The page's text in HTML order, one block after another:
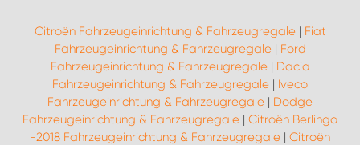
Citroën Fahrzeugeinrichtung & Fahrzeugregale| Fiat
Fahrzeugeinrichtung & Fahrzeugregale| Ford
Fahrzeugeinrichtung & Fahrzeugregale| Dacia
Fahrzeugeinrichtung & Fahrzeugregale | Iveco
Fahrzeugeinrichtung & Fahrzeugregale | Dodge
Fahrzeugeinrichtung & Fahrzeugregale | Citroën Berlingo
-2018 Fahrzeugeinrichtung & Fahrzeugregale | Citroën